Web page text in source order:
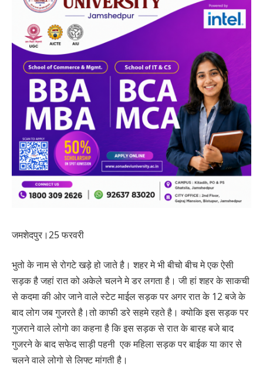
जमशेदपुर।25 फरवरी
भुतो के नाम से रोगटे खड़े हो जाते है। शहर मे भी बीचो बीच मे एक ऐसी
सड़क है जहां रात को अकेले चलने मे डर लगता है। जी हां शहर के साकची
से कदमा की ओर जाने वाले स्टेट माईल सड़क पर अगर रात के 12 बजे के
बाद लोग जब गुजरते है।तो काफी डरे सहमे रहते है। क्योकि इस सड़क पर
गुजराने वाले लोगो का कहना है कि इस सड़क से रात के बारह बजे बाद
गुजरने के बाद सफेद साड़ी पहनी एक महिला सड़क पर बाईक या कार से
चलने वाले लोगो से लिफ्ट मांगती है।